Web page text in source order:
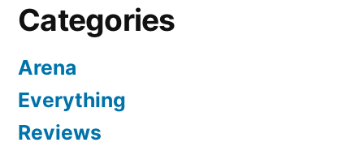
Categories
Arena
Everything
Reviews